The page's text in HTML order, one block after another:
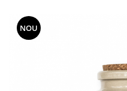
FRUCTE LA CONSERVĂ
OȚETURI ȘI SOSURI
BĂUTURI / LAPTE VEGETAL
NOU